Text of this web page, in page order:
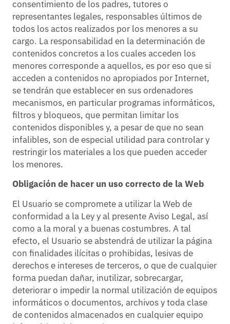
consentimiento de los padres, tutores o
representantes legales, responsables últimos de
todos los actos realizados por los menores a su
cargo. La responsabilidad en la determinación de
contenidos concretos a los cuales acceden los
menores corresponde a aquellos, es por eso que si
acceden a contenidos no apropiados por Internet,
se tendrán que establecer en sus ordenadores
mecanismos, en particular programas informáticos,
filtros y bloqueos, que permitan limitar los
contenidos disponibles y, a pesar de que no sean
infalibles, son de especial utilidad para controlar y
restringir los materiales a los que pueden acceder
los menores.
Obligación de hacer un uso correcto de la Web
El Usuario se compromete a utilizar la Web de
conformidad a la Ley y al presente Aviso Legal, así
como a la moral y a buenas costumbres. A tal
efecto, el Usuario se abstendrá de utilizar la página
con finalidades ilícitas o prohibidas, lesivas de
derechos e intereses de terceros, o que de cualquier
forma puedan dañar, inutilizar, sobrecargar,
deteriorar o impedir la normal utilización de equipos
informáticos o documentos, archivos y toda clase
de contenidos almacenados en cualquier equipo